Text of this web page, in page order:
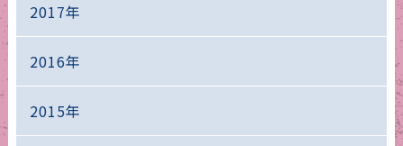
2017年
2016年
2015年